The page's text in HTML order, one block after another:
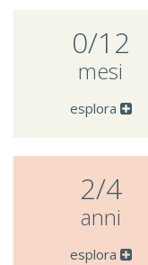
0/12
mesi
esplora
2/4
anni
esplora